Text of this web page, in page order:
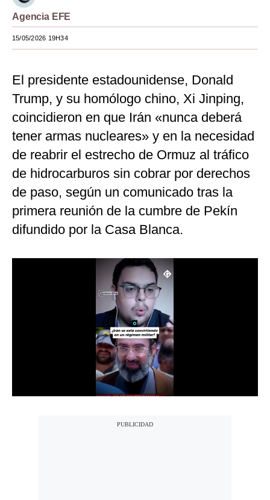
Mundo
EEUU
España
Internacional
Club del Suscriptor
Mix
G de Gestión
Agencia EFE
15/05/2026 19H34
El presidente estadounidense, Donald
Trump, y su homólogo chino, Xi Jinping,
coincidieron en que Irán «nunca deberá
tener armas nucleares» y en la necesidad
de reabrir el estrecho de Ormuz al tráfico
de hidrocarburos sin cobrar por derechos
de paso, según un comunicado tras la
primera reunión de la cumbre de Pekín
difundido por la Casa Blanca.